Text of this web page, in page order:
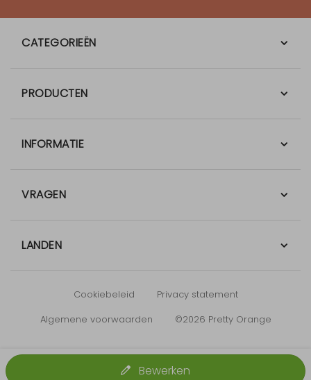
Bewerken
CATEGORIEËN
PRODUCTEN
INFORMATIE
VRAGEN
LANDEN
Cookiebeleid
Privacy statement
Algemene voorwaarden
©2026 Pretty Orange